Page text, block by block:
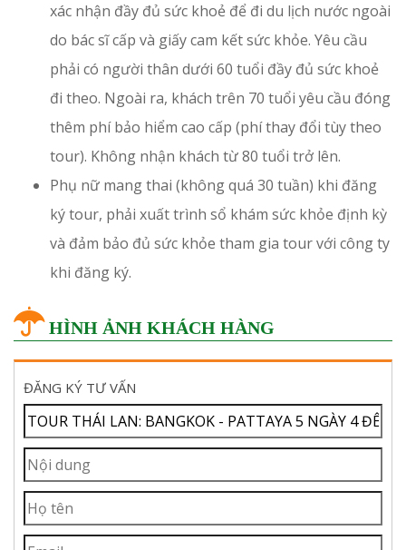
xác nhận đầy đủ sức khoẻ để đi du lịch nước ngoài
do bác sĩ cấp và giấy cam kết sức khỏe. Yêu cầu
phải có người thân dưới 60 tuổi đầy đủ sức khoẻ
đi theo. Ngoài ra, khách trên 70 tuổi yêu cầu đóng
thêm phí bảo hiểm cao cấp (phí thay đổi tùy theo
tour). Không nhận khách từ 80 tuổi trở lên.
Phụ nữ mang thai (không quá 30 tuần) khi đăng
ký tour, phải xuất trình sổ khám sức khỏe định kỳ
và đảm bảo đủ sức khỏe tham gia tour với công ty
khi đăng ký.
HÌNH ẢNH KHÁCH HÀNG
ĐĂNG KÝ TƯ VẤN